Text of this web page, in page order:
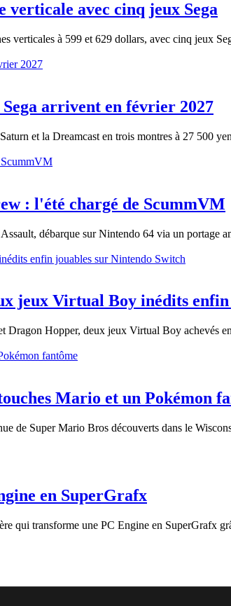
verticale avec cinq jeux Sega
verticales à 599 et 629 dollars, avec cinq jeux
Sega arrivent en février 2027
et la Dreamcast en trois montres à 27 500
: l'été chargé de ScummVM
débarque sur Nintendo 64 via un portage
jeux Virtual Boy inédits
Dragon Hopper, deux jeux Virtual Boy achevés
Mario et un Pokémon
de Super Mario Bros découverts dans le
en SuperGrafx
qui transforme une PC Engine en SuperGrafx